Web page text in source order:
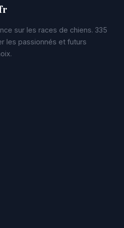
sur les races de chiens. 335
les passionnés et futurs